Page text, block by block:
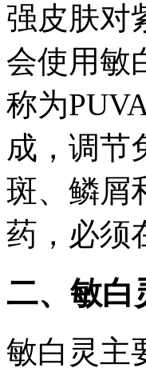
强皮肤对
会使用敏
称为
成，调节
斑、鳞屑
药，必须
二、敏白
敏白灵主